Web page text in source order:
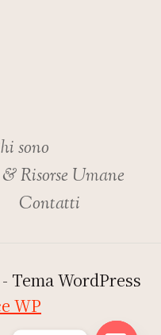
sono
Risorse Umane
Contatti
Tema WordPress
WP